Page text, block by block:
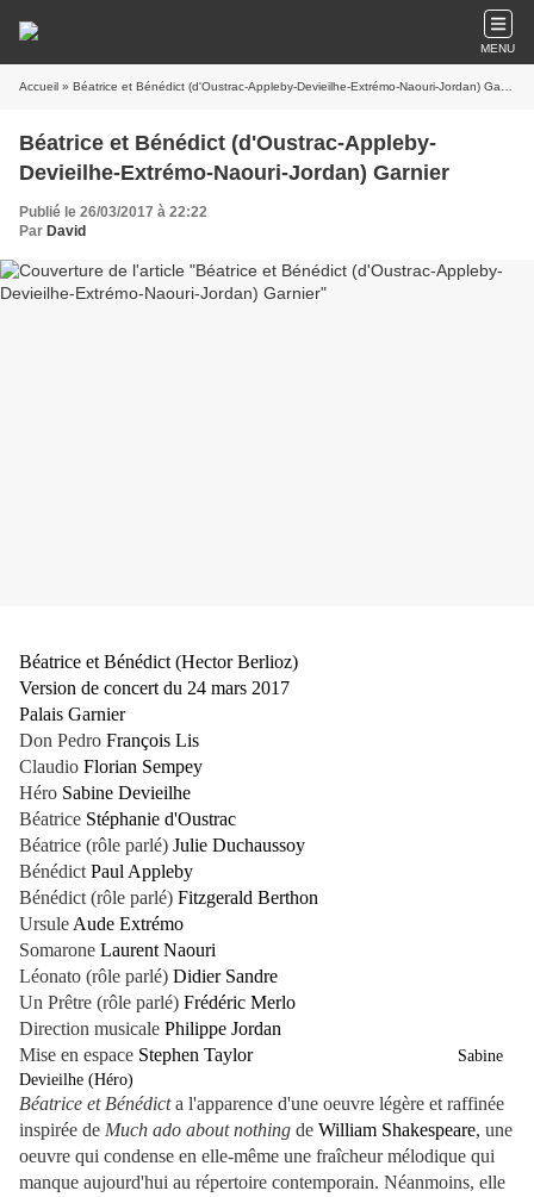
MENU
Accueil » Béatrice et Bénédict (d'Oustrac-Appleby-Devieilhe-Extrémo-Naouri-Jordan) Garnier
Béatrice et Bénédict (d'Oustrac-Appleby-
Devieilhe-Extrémo-Naouri-Jordan) Garnier
Publié le 26/03/2017 à 22:22
Par David
Béatrice et Bénédict (Hector Berlioz)
Version de concert du 24 mars 2017
Palais Garnier
Don Pedro François Lis
Claudio Florian Sempey
Héro Sabine Devieilhe
Béatrice Stéphanie d'Oustrac
Béatrice (rôle parlé) Julie Duchaussoy
Bénédict Paul Appleby
Bénédict (rôle parlé) Fitzgerald Berthon
Ursule Aude Extrémo
Somarone Laurent Naouri
Léonato (rôle parlé) Didier Sandre
Un Prêtre (rôle parlé) Frédéric Merlo
Direction musicale Philippe Jordan
Mise en espace Stephen Taylor
Sabine
Devieilhe (Héro)
Béatrice et Bénédicta l'apparence d'une oeuvre légère et raffinée
inspirée de Much ado about nothing de William Shakespeare, une
oeuvre qui condense en elle-même une fraîcheur mélodique qui
manque aujourd'hui au répertoire contemporain. Néanmoins, elle